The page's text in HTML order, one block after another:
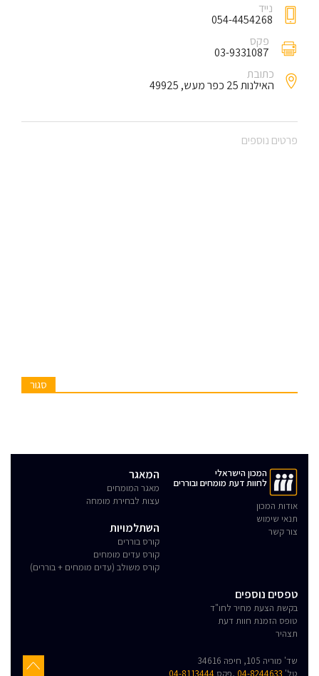
נייד
054-4454268
פקס
03-9331087
כתובת
האילנות 25 כפר מעש, 49925
פרטים נוספים
סגור
המכון הישראלי
לחוות דעת מומחים ובוררים
אודות המכון
תנאי שימוש
צור קשר
המאגר
מאגר המומחים
עצות לבחירת מומחה
השתלמויות
קורס בוררים
קורס עדים מומחים
קורס משולב (עדים מומחים + בוררים)
טפסים נוספים
בקשת הצעת מחיר לחו"ד
טופס הזמנת חוות דעת
תצהיר
שד' מוריה 105, חיפה 34616
טל' 04-8244633 ,פקס 04-8113444